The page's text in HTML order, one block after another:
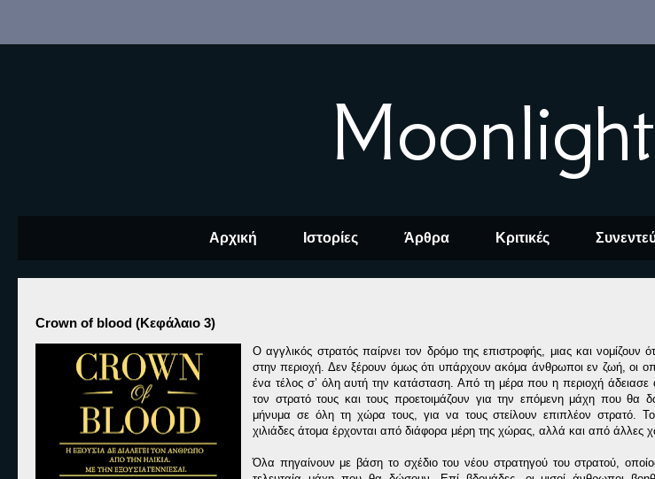
Αρχική Ιστορίες Άρθρα Κριτικές
Crown of blood (Κεφάλαιο 3)
Ο αγγλικός στρατός παίρνει τον δρόμο της επιστροφής, μιας και νομίζουν
στην περιοχή. Δεν ξέρουν όμως ότι υπάρχουν ακόμα άνθρωποι εν ζωή, οι
ένα τέλος σ’ όλη αυτή την κατάσταση. Από τη μέρα που η περιοχή άδειασε
τον στρατό τους και τους προετοιμάζουν για την επόμενη μάχη που θα
μήνυμα σε όλη τη χώρα τους, για να τους στείλουν επιπλέον στρατό. Το
χιλιάδες άτομα έρχονται από διάφορα μέρη της χώρας, αλλά και από άλλες
Όλα πηγαίνουν με βάση το σχέδιο του νέου στρατηγού του στρατού,